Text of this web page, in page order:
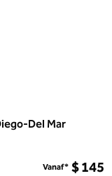
Del Mar
Vanaf* $ 145